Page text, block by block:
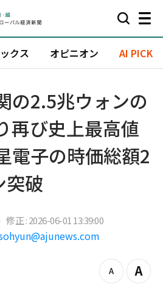
クス オピニオン AI PICK
の2.5兆ウォンの
再び史上最高値
電子の時価総額2
突破
修正 : 2026-06-01 13:39:00
z
Z